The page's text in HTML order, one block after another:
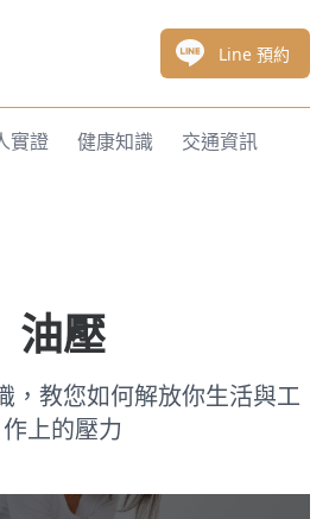
Line 預約
實證 健康知識 交通資訊
油壓
，教您如何解放你生活與工
作上的壓力